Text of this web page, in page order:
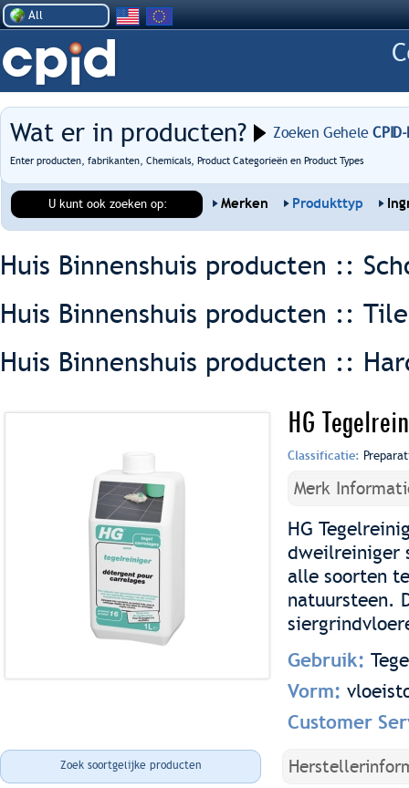
All
Wat er in producten? Zoeken GeheleCPID-
Enter producten, fabrikanten, Chemicals, Product Categorieën en Product Types
U kunt ook zoeken op: Merken Produkttyp
Huis Binnenshuis producten ::
Huis Binnenshuis producten ::
Huis Binnenshuis producten ::
HG
Classificatie:
Merk
HG
dweilreiniger
alle soorten
natuursteen.
Gebruik:
Vorm:
Customer
Zoek soortgelijke producten